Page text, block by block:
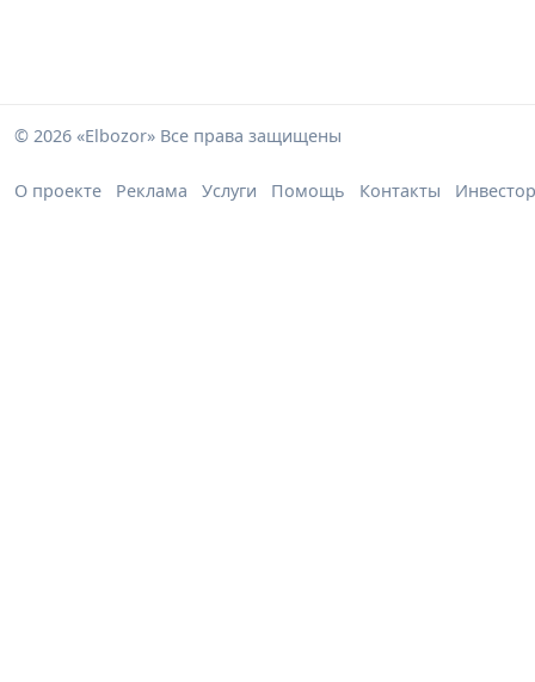
© 2026 «Elbozor» Все права защищены
О проекте Реклама Услуги Помощь Контакты